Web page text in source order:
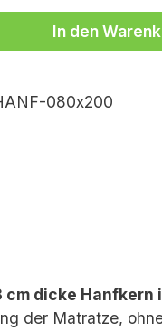
denIn den
080x200
cm dicke Hanfkern
der Matratze,